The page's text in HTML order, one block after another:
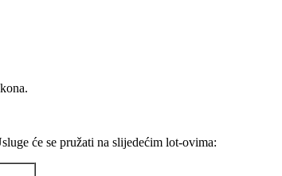
će se pružati na slijedećim lot-ovima: